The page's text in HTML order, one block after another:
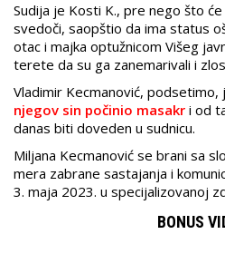
Sudija je Kosti K., pre nego što
svedoči, saopštio da ima status
otac i majka optužnicom Višeg
terete da su ga zanemarivali i
Vladimir Kecmanović, podsetimo,
njegov sin počinio masakr i od
danas biti doveden u sudnicu.
Miljana Kecmanović se brani sa
mera zabrane sastajanja i
3. maja 2023. u specijalizovanoj
BONUS